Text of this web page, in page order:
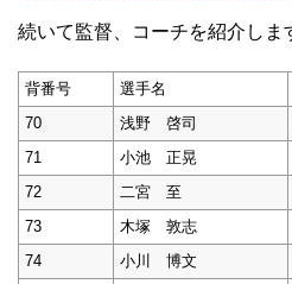
続いて監督、コーチを紹介しま
背番号 選手名
70
浅野 啓司
71
小池 正晃
72
二宮 至
73
木塚 敦志
74
小川 博文